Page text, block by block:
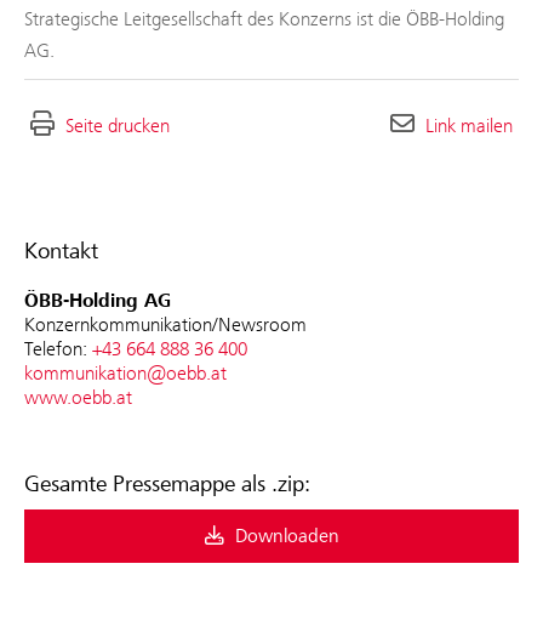
Kontakt
ÖBB-Holding AG
Konzernkommunikation/Newsroom
Telefon: +43 664 888 36 400
kommunikation@oebb.at
www.oebb.at
Gesamte Pressemappe als .zip:
Downloaden
Strategische Leitgesellschaft des Konzerns ist die ÖBB-Holding
AG.
Seite drucken Link mailen